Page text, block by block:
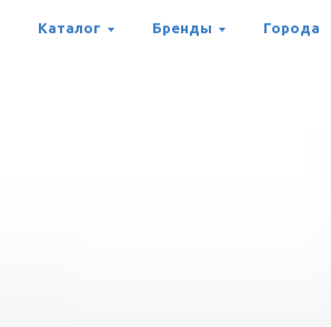
Каталог Бренды Города